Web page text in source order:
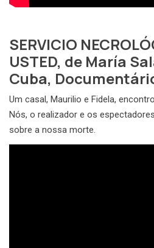
SERVICIO
USTED, de María
Cuba,
Um casal, Maurilio e Fidela,
Nós, o realizador e os
sobre a nossa morte.